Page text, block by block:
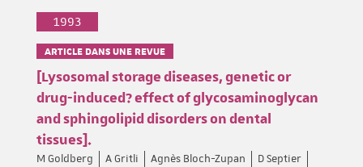
1993
ARTICLE DANS UNE REVUE
[Lysosomal storage diseases, genetic or
drug-induced? effect of glycosaminoglycan
and sphingolipid disorders on dental
tissues].
M Goldberg A Gritli Agnès Bloch-Zupan
D Septier